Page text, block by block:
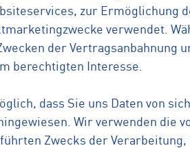
zur Ermöglichung
verwendet.
der
berechtigten Interesse.
dass Sie uns Daten von
Wir verwenden die
Zwecks der